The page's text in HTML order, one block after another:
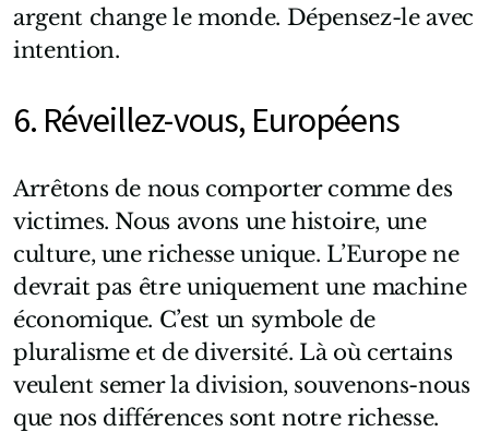
argent change le monde. Dépensez-le avec
intention.
6. Réveillez-vous, Européens
Arrêtons de nous comporter comme des
victimes. Nous avons une histoire, une
culture, une richesse unique. L’Europe ne
devrait pas être uniquement une machine
économique. C’est un symbole de
pluralisme et de diversité. Là où certains
veulent semer la division, souvenons-nous
que nos différences sont notre richesse.